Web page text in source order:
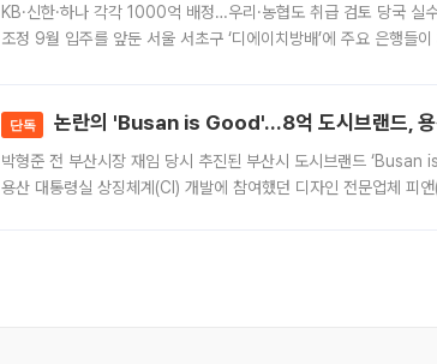
KB·신한·하나 각각 1000억 배정…우리·농협도 취급 검토 당국 실
조정 9월 입주를 앞둔 서울 서초구 ‘디에이치방배’에 주요 은행들
단독 논란의 'Busan is Good'…8억 도시브랜드, 용
박형준 전 부산시장 재임 당시 추진된 부산시 도시브랜드 ‘Busan
용산 대통령실 상징체계(CI) 개발에 참여했던 디자인 전문업체 피